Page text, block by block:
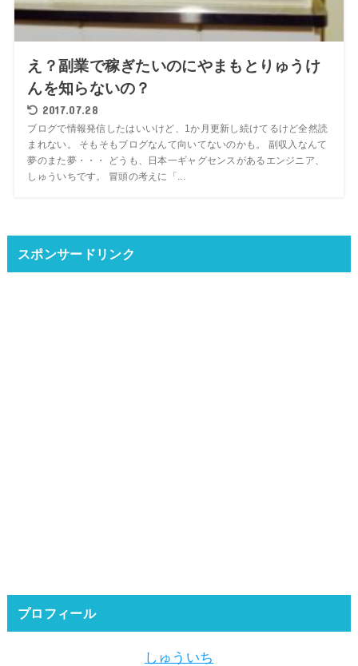
え？副業で稼ぎたいのにやまもとりゅうけ
んを知らないの？
2017.07.28
ブログで情報発信したはいいけど、1か月更新し続けてるけど全然読
まれない。 そもそもブログなんて向いてないのかも。 副収入なんて
夢のまた夢・・・ どうも、日本一ギャグセンスがあるエンジニア、
しゅういちです。 冒頭の考えに「...
スポンサードリンク
プロフィール
しゅういち